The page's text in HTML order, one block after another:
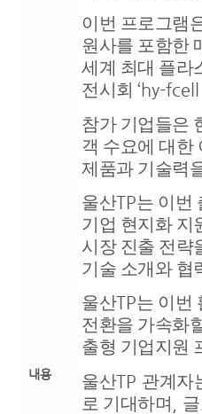
내용
이번 프로그램
원사를 포함한
세계 최대 플라
전시회 ‘hy-
참가 기업들은
객 수요에 대한
제품과 기술력
울산TP는 이번
기업 현지화 지
시장 진출 전략
기술 소개와 협
울산TP는 이번
전환을 가속화
출형 기업지원
울산TP 관계자
로 기대하며